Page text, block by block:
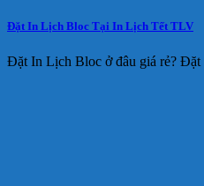
Đặt In Lịch Bloc Tại In Lịch Tết TLV
Đặt In Lịch Bloc ở đâu giá rẻ?